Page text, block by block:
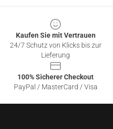
Kaufen Sie mit Vertrauen
24/7 Schutz von Klicks bis zur
Lieferung
100% Sicherer Checkout
PayPal / MasterCard / Visa